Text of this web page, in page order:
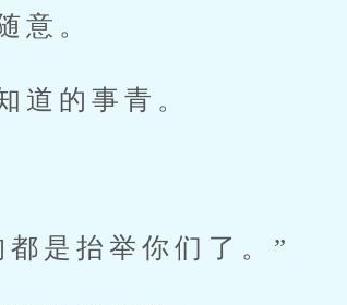
意。
的事青。
是抬举你们了。”